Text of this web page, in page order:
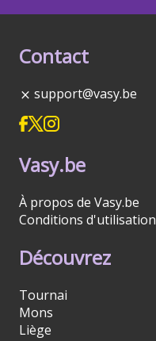
Contact
support@vasy.be
Vasy.be
À propos de Vasy.be
Conditions d'utilisation
Découvrez
Tournai
Mons
Liège